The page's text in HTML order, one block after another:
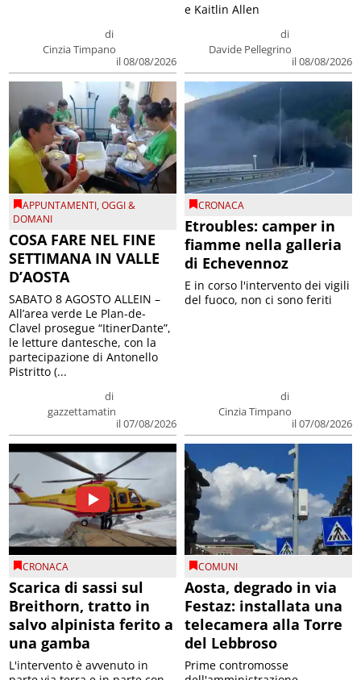
di
Cinzia Timpano
il 08/08/2026
di
Davide Pellegrino
il 08/08/2026
e Kaitlin Allen
APPUNTAMENTI,OGGI &
DOMANI
COSA FARE NEL FINE
SETTIMANA IN VALLE
D’AOSTA
di
gazzettamatin
il 07/08/2026
SABATO 8 AGOSTO ALLEIN –
All’area verde Le Plan-de-
Clavel prosegue “ItinerDante”,
le letture dantesche, con la
partecipazione di Antonello
Pistritto (...
CRONACA
Etroubles: camper in
fiamme nella galleria
di Echevennoz
di
Cinzia Timpano
il 07/08/2026
E in corso l'intervento dei vigili
del fuoco, non ci sono feriti
CRONACA
Scarica di sassi sul
Breithorn, tratto in
salvo alpinista ferito a
una gamba
L'intervento è avvenuto in
COMUNI
Aosta, degrado in via
Festaz: installata una
telecamera alla Torre
del Lebbroso
Prime contromosse